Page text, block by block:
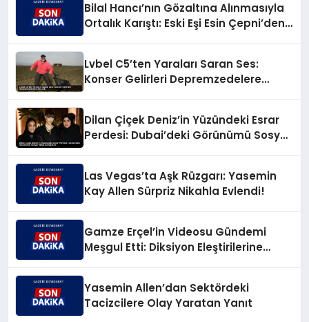
Bilal Hancı’nın Gözaltına Alınmasıyla
Ortalık Karıştı: Eski Eşi Esin Çepni’den
Lvbel C5’ten Yaraları Saran Ses:
Konser Gelirleri Depremzedelere
Dilan Çiçek Deniz’in Yüzündeki Esrar
Perdesi: Dubai’deki Görünümü Sosyal
Las Vegas’ta Aşk Rüzgarı: Yasemin
Kay Allen Sürpriz Nikahla Evlendi!
Gamze Erçel’in Videosu Gündemi
Meşgul Etti: Diksiyon Eleştirilerine
Yasemin Allen’dan Sektördeki
Tacizcilere Olay Yaratan Yanıt